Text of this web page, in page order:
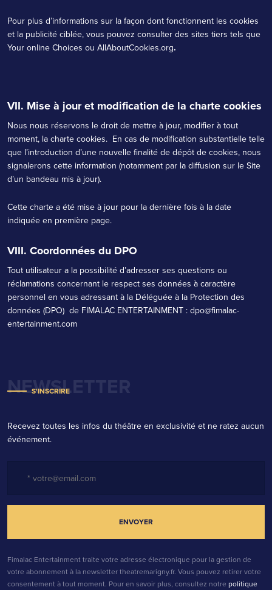
Pour plus d’informations sur la façon dont fonctionnent les cookies
et la publicité ciblée, vous pouvez consulter des sites tiers tels que
Your online Choices ou AllAboutCookies.org.
VII. Mise à jour et modification de la charte cookies
Nous nous réservons le droit de mettre à jour, modifier à tout
moment, la charte cookies. En cas de modification substantielle telle
que l’introduction d’une nouvelle finalité de dépôt de cookies, nous
signalerons cette information (notamment par la diffusion sur le Site
d’un bandeau mis à jour).
Cette charte a été mise à jour pour la dernière fois à la date
indiquée en première page.
VIII. Coordonnées du DPO
Tout utilisateur a la possibilité d’adresser ses questions ou
réclamations concernant le respect ses données à caractère
personnel en vous adressant à la Déléguée à la Protection des
données (DPO) de FIMALAC ENTERTAINMENT : dpo@fimalac-
entertainment.com
NEWSLETTER
S'INSCRIRE
Recevez toutes les infos du théâtre en exclusivité et ne ratez aucun
événement.
Fimalac Entertainment traite votre adresse électronique pour la gestion de
votre abonnement à la newsletter theatremarigny.fr. Vous pouvez retirer votre
consentement à tout moment. Pour en savoir plus, consultez notre politique